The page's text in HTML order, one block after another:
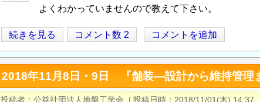
杭
が
食
い
込
よくわかっていませんので教えて下さい。
舗
装
工
に
つ
続きを見る コメント数 2 コメントを追加
2018年11月8日・9日 『舗装―設計から維持管
投稿者 公益社団法人地盤工学会 | 投稿日時
2018/11/01(木) 14:37